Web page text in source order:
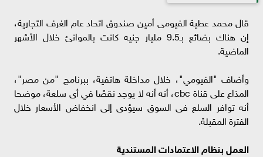
قال محمد عطية الفيومى أمين صندوق اتحاد عام الغرف التجارية،
إن هناك بضائع بـ9.5 مليار جنيه كانت بالموانئ خلال الأشهر
الماضية.
وأضاف "الفيومي"، خلال مداخلة هاتفية، ببرنامج "من مصر"،
المذاع على قناة cbc، أنه أنه لا يوجد نقصًا في أى سلعة، موضحا
أنه توافر السلع فى السوق سيؤدى إلى انخفاض الأسعار خلال
الفترة المقبلة.
العمل بنظام الاعتمادات المستندية